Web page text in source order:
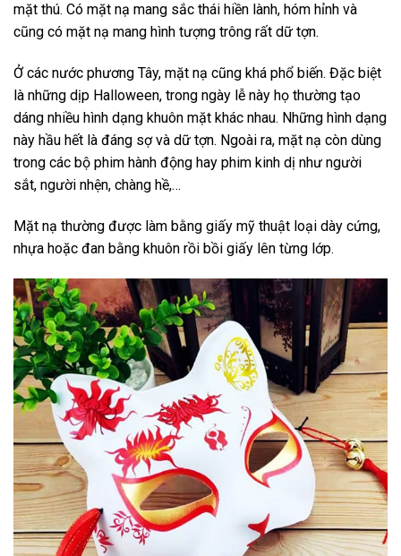
mặt thú. Có mặt nạ mang sắc thái hiền lành, hóm hỉnh và
cũng có mặt nạ mang hình tượng trông rất dữ tợn.
Ở các nước phương Tây, mặt nạ cũng khá phổ biến. Đặc biệt
là những dịp Halloween, trong ngày lễ này họ thường tạo
dáng nhiều hình dạng khuôn mặt khác nhau. Những hình dạng
này hầu hết là đáng sợ và dữ tợn. Ngoài ra, mặt nạ còn dùng
trong các bộ phim hành động hay phim kinh dị như người
sắt, người nhện, chàng hề,…
Mặt nạ thường được làm bằng giấy mỹ thuật loại dày cứng,
nhựa hoặc đan bằng khuôn rồi bồi giấy lên từng lớp.